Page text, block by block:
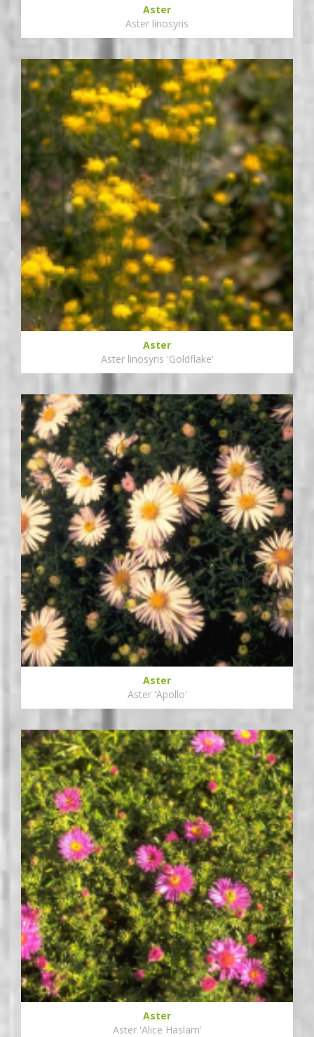
Aster
Aster linosyris
Aster
Aster linosyris 'Goldflake'
Aster
Aster 'Apollo'
Aster
Aster 'Alice Haslam'